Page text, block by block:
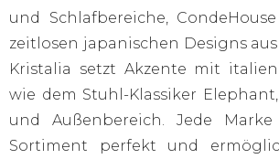
und Schlafbereiche,
zeitlosen japanischen Designs
Kristalia setzt Akzente mit
wie dem Stuhl-Klassiker
und Außenbereich. Jede
Sortiment perfekt und